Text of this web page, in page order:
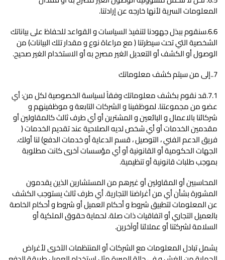
المعلومات السرية لأنها خارجه عن إرادتنا.
6.6.سنقوم ببذل جهودنا لتنفيذ السياسات و القواعد للحفاظ على بياناتك
الشخصية التي تحت سيطرتنا ( مع مراعاة نوع و مقدار تلك البيانات) من
الوصول أو الكشف أو التعديل الغير مصرح به أو الاستخدام الغير صحيح.
7..إلى من سيتم كشف معلوماتك
7.1.قد نقوم بكشف معلوماتك وفقاً لسياسة الخصوصية لكل من: ‌أي
عضو من مجموعتنا. لموظفينا و الشركات التابعة و موظفينهم و
شركائنا بالاعمال و البائعين و المشترين أو أي طرف ثالث كالمقاولين أو
مقدمين الخدمات أو أي شخص لديه الصلاحية عند تقديم الخدمات (
فريق الدعم الفني ، التوصيل ، قسم الدعاية أو خدمات الدفع) لنا أولك.
الجهات الحكومية أو القانونية أو أي مؤسسات آخرى كانت مطلوبة
بموجب طلبات قانونية أو تنظيمية.
المحاسبين أو المقاولين أو غيرهم من المستشارين الذين يقدمون
المشورة بشأن أي من أغراضنا التجارية. أي طرف ثالث يستوجب الكشف
عن المعلومات لتطبيق شروط و أحكام العميل أو شروط و أحكام الخاصة
بالعميل التجاري أو اتفاقيات ذات صلة. لحماية حقوق الملكية أو
السلامة لشركتنا أو عملائنا أوآخرين.
يشمل تبادل المعلومات مع الشركات أو المنتظمات الآخرى لأغراض